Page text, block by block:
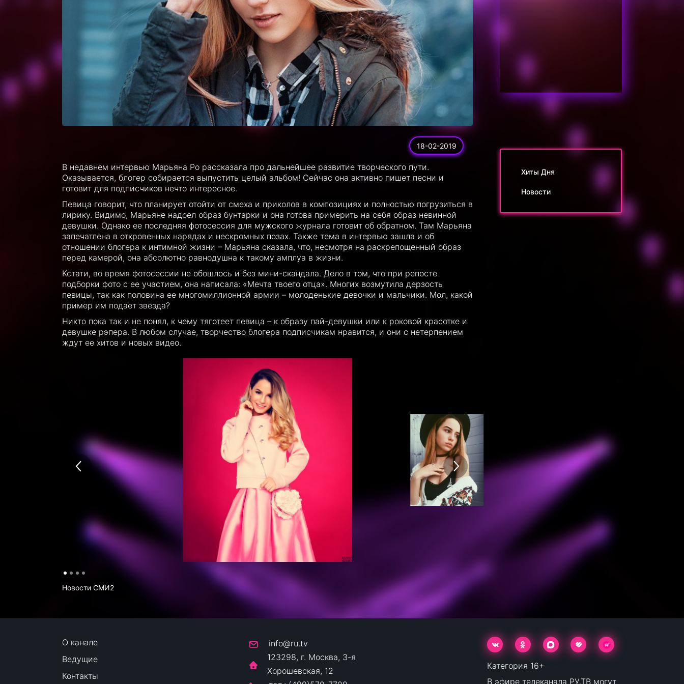
18-02-2019
В недавнем интервью Марьяна Ро рассказала про дальнейшее развитие творческого пути.
Оказывается, блогер собирается выпустить целый альбом! Сейчас она активно пишет песни и
готовит для подписчиков нечто интересное.
Певица говорит, что планирует отойти от смеха и приколов в композициях и полностью погрузиться в
лирику. Видимо, Марьяне надоел образ бунтарки и она готова примерить на себя образ невинной
девушки. Однако ее последняя фотосессия для мужского журнала готовит об обратном. Там Марьяна
запечатлена в откровенных нарядах и нескромных позах. Также тема в интервью зашла и об
отношении блогера к интимной жизни – Марьяна сказала, что, несмотря на раскрепощенный образ
перед камерой, она абсолютно равнодушна к такому амплуа в жизни.
Кстати, во время фотосессии не обошлось и без мини-скандала. Дело в том, что при репосте
подборки фото с ее участием, она написала: «Мечта твоего отца». Многих возмутила дерзость
певицы, так как половина ее многомиллионной армии – молоденькие девочки и мальчики. Мол, какой
пример им подает звезда?
Никто пока так и не понял, к чему тяготеет певица – к образу пай-девушки или к роковой красотке и
девушке рэпера. В любом случае, творчество блогера подписчикам нравится, и они с нетерпением
ждут ее хитов и новых видео.
Новости СМИ2
Хиты Дня
Новости
О канале
Ведущие
Контакты
info@ru.tv
123298, г. Москва, 3-я
Хорошевская, 12
Категория 16+
В эфире телеканала РУ.ТВ могут